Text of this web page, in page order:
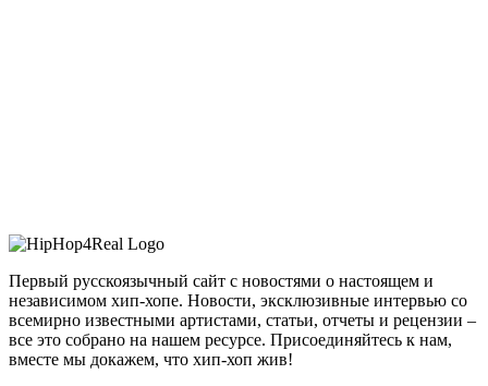
Первый русскоязычный сайт с новостями о настоящем и
независимом хип-хопе. Новости, эксклюзивные интервью со
всемирно известными артистами, статьи, отчеты и рецензии –
все это собрано на нашем ресурсе. Присоединяйтесь к нам,
вместе мы докажем, что хип-хоп жив!